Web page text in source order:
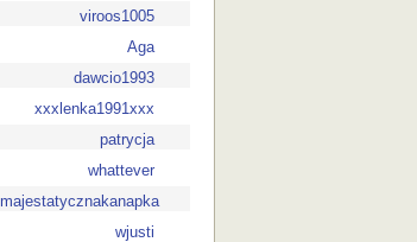
viroos1005
Aga
dawcio1993
xxxlenka1991xxx
patrycja
whattever
majestatycznakanapka
wjusti